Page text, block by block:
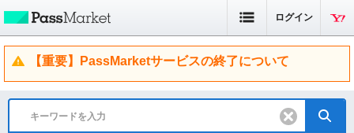
ログイン
【重要】PassMarketサービスの終了について